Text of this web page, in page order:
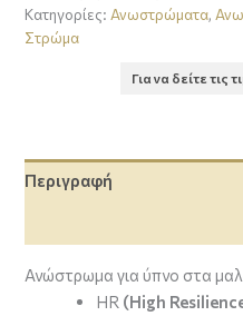
Κατηγορίες:Ανωστρώματα,
Στρώμα
Για να δείτε τις
Περιγραφή
Ανώστρωμα για ύπνο στα
HR (High